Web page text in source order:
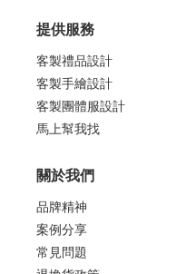
提供服務
客製禮品設計
客製手繪設計
客製團體服設計
馬上幫我找
關於我們
品牌精神
案例分享
常見問題